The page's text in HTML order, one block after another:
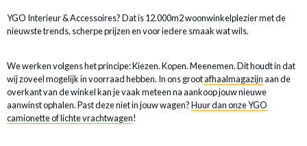
YGO Interieur & Accessoires? Dat is 12.000m2 woonwinkelplezier met de
nieuwste trends, scherpe prijzen en voor iedere smaak wat wils.
We werken volgens het principe: Kiezen. Kopen. Meenemen. Dit houdt in dat
wij zoveel mogelijk in voorraad hebben. In ons grootafhaalmagazijnaan de
overkant van de winkel kan je vaak meteen na aankoop jouw nieuwe
aanwinst ophalen. Past deze niet in jouw wagen?Huur dan onze YGO
camionette of lichte vrachtwagen!